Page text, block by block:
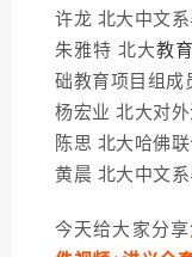
许龙 北大中文
朱雅特 北大教育
础教育项目组成
杨宏业 北大对
陈思 北大哈佛
黄晨 北大中文
今天给大家分享